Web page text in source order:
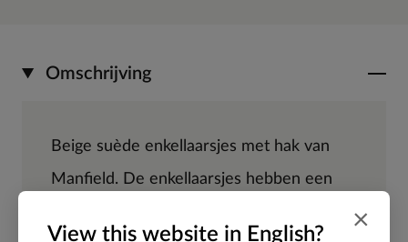
Omschrijving
Beige suède enkellaarsjes met hak van
Manfield. De enkellaarsjes hebben een
×
View this website in English?